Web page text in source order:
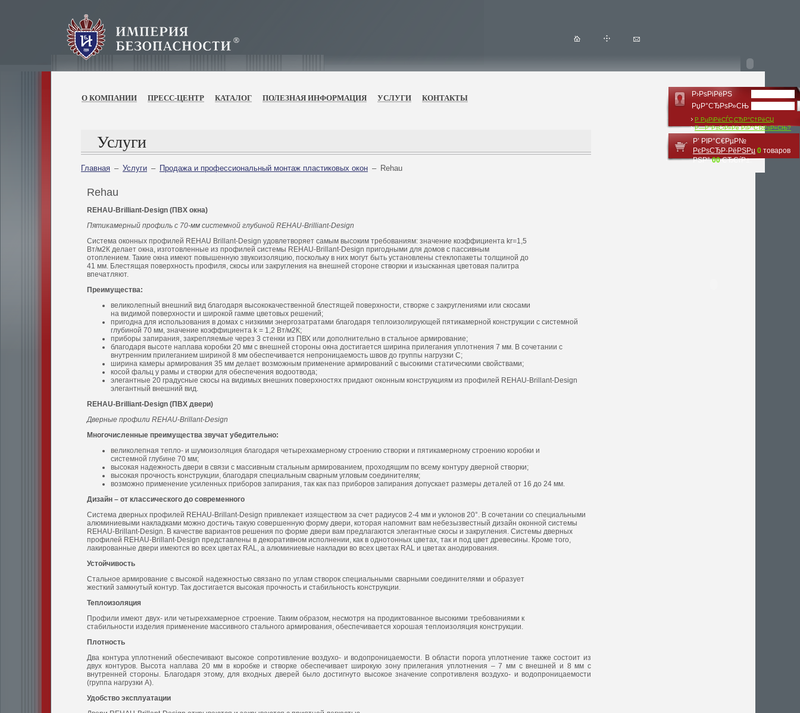
Р›РѕРіРёРЅ
РџР°СЂРѕР»СЊ
Р РµРіРёСЃС‚СЂР°С†РёСЏ
Р—Р°Р±С‹Р»Рё РїР°СЂРѕР»СЊ?
Р’ РІР°С€РµР№
РєРѕСЂР·РёРЅРµ 0 товаров
РЅР°00СЂСѓР±.
О КОМПАНИИ ПРЕСС-ЦЕНТР КАТАЛОГ ПОЛЕЗНАЯ ИНФОРМАЦИЯ УСЛУГИ КОНТАКТЫ
Услуги
Главная – Услуги – Продажа и профессиональный монтаж пластиковых окон – Rehau
Rehau
REHAU-Brilliant-Design (ПВХ окна)
Пятикамерный профиль с 70-мм системной глубиной REHAU-Brilliant-Design
Система оконных профилей REHAU Brillant-Design удовлетворяет самым высоким требованиям: значение коэффициента kr=1,5
Вт/м2К делает окна, изготовленные из профилей системы REHAU-Brillant-Design пригодными для домов с пассивным
отоплением. Такие окна имеют повышенную звукоизоляцию, поскольку в них могут быть установлены стеклопакеты толщиной до
41 мм. Блестящая поверхность профиля, скосы или закругления на внешней стороне створки и изысканная цветовая палитра
впечатляют.
Преимущества:
великолепный внешний вид благодаря высококачественной блестящей поверхности, створке с закруглениями или скосами
на видимой поверхности и широкой гамме цветовых решений;
пригодна для использования в домах с низкими энергозатратами благодаря теплоизолирующей пятикамерной конструкции с системной
глубиной 70 мм, значение коэффициента k = 1,2 Вт/м2К;
приборы запирания, закрепляемые через 3 стенки из ПВХ или дополнительно в стальное армирование;
благодаря высоте наплава коробки 20 мм с внешней стороны окна достигается ширина прилегания уплотнения 7 мм. В сочетании с
внутренним прилеганием шириной 8 мм обеспечивается непроницаемость швов до группы нагрузки С;
ширина камеры армирования 35 мм делает возможным применение армирований с высокими статическими свойствами;
косой фальц у рамы и створки для обеспечения водоотвода;
элегантные 20 градусные скосы на видимых внешних поверхностях придают оконным конструкциям из профилей REHAU-Brillant-Design
элегантный внешний вид.
REHAU-Brilliant-Design (ПВХ двери)
Дверные профили REHAU-Brillant-Design
Многочисленные преимущества звучат убедительно:
великолепная тепло- и шумоизоляция благодаря четырехкамерному строению створки и пятикамерному строению коробки и
системной глубине 70 мм;
высокая надежность двери в связи с массивным стальным армированием, проходящим по всему контуру дверной створки;
высокая прочность конструкции, благодаря специальным сварным угловым соединителям;
возможно применение усиленных приборов запирания, так как паз приборов запирания допускает размеры деталей от 16 до 24 мм.
Дизайн – от классического до современного
Система дверных профилей REHAU-Brillant-Design привлекает изяществом за счет радиусов 2-4 мм и уклонов 20°. В сочетании со специальными
алюминиевыми накладками можно достичь такую совершенную форму двери, которая напомнит вам небезызвестный дизайн оконной системы
REHAU-Brillant-Design. В качестве вариантов решения по форме двери вам предлагаются элегантные скосы и закругления. Системы дверных
профилей REHAU-Brillant-Design представлены в декоративном исполнении, как в однотонных цветах, так и под цвет древесины. Кроме того,
лакированные двери имеются во всех цветах RAL, а алюминиевые накладки во всех цветах RAL и цветах анодирования.
Устойчивость
Стальное армирование с высокой надежностью связано по углам створок специальными сварными соединителями и образует
жесткий замкнутый контур. Так достигается высокая прочность и стабильность конструкции.
Теплоизоляция
Профили имеют двух- или четырехкамерное строение. Таким образом, несмотря на продиктованное высокими требованиями к
стабильности изделия применение массивного стального армирования, обеспечивается хорошая теплоизоляция конструкции.
Плотность
Два контура уплотнений обеспечивают высокое сопротивление воздухо- и водопроницаемости. В области порога уплотнение также состоит из
двух контуров. Высота наплава 20 мм в коробке и створке обеспечивает широкую зону прилегания уплотнения – 7 мм с внешней и 8 мм с
внутренней стороны. Благодаря этому, для входных дверей было достигнуто высокое значение сопротивленя воздухо- и водопроницаемости
(группа нагрузки А).
Удобство эксплуатации